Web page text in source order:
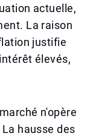
actuelle,
La raison
justifie
élevés,
n'opère
hausse des